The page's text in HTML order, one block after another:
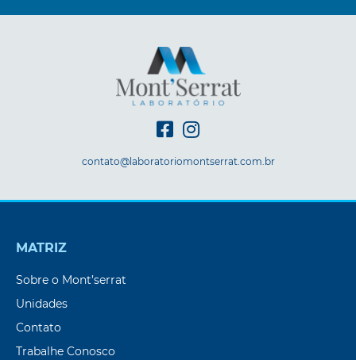
contato@laboratoriomontserrat.com.br
MATRIZ
Sobre o Mont’serrat
Unidades
Contato
Trabalhe Conosco